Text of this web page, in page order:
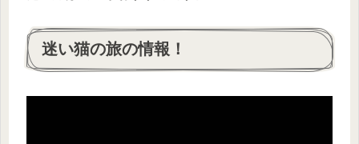
迷い猫の旅の情報！